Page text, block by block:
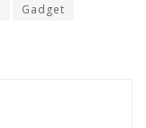
Gadget